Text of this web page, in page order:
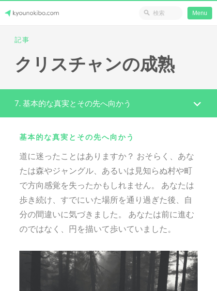
content
Japanese Journey Online
Menu
記事
クリスチャンの成熟
7. 基本的な真実とその先へ向かう
基本的な真実とその先へ向かう
道に迷ったことはありますか？ おそらく、あな
たは森やジャングル、あるいは見知らぬ村や町
で方向感覚を失ったかもしれません。 あなたは
歩き続け、すでにいた場所を通り過ぎた後、自
分の間違いに気づきました。 あなたは前に進む
のではなく、円を描いて歩いていました。